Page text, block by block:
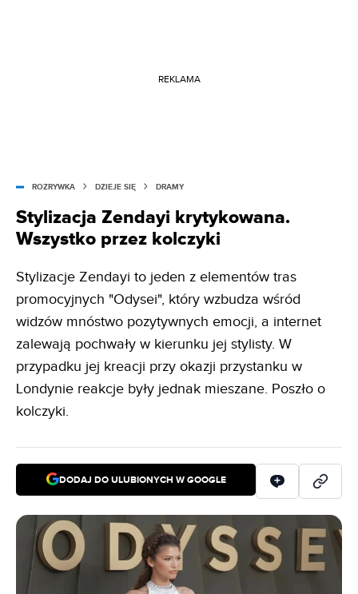
REKLAMA
ROZRYWKA DZIEJE SIĘ DRAMY
Stylizacja Zendayi krytykowana.
Wszystko przez kolczyki
Stylizacje Zendayi to jeden z elementów tras
promocyjnych "Odysei", który wzbudza wśród
widzów mnóstwo pozytywnych emocji, a internet
zalewają pochwały w kierunku jej stylisty. W
przypadku jej kreacji przy okazji przystanku w
Londynie reakcje były jednak mieszane. Poszło o
kolczyki.
DODAJ DO ULUBIONYCH W GOOGLE